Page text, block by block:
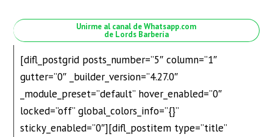
Unirme al canal de Whatsapp.com
de Lords Barbería
[difl_postgrid posts_number=”5″ column=”1″
gutter=”0″ _builder_version=”4.27.0″
_module_preset=”default” hover_enabled=”0″
locked=”off” global_colors_info=”{}”
sticky_enabled=”0″][difl_postitem type=”title”